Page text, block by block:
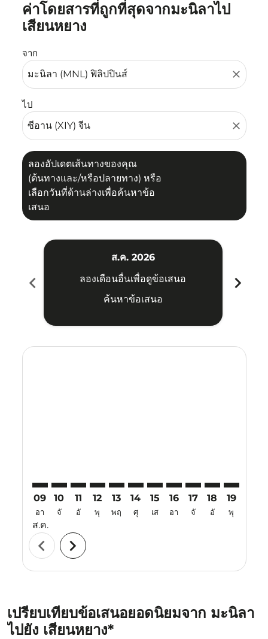
ค่าโดยสารที่ถูกที่สุดจากมะนิลาไป
เสียนหยาง
จาก
close
ไป
close
ลองอัปเดตเส้นทางของคุณ
(ต้นทางและ/หรือปลายทาง) หรือ
เลือกวันที่ด้านล่างเพื่อค้นหาข้อ
เสนอ
ลองอัปเดตเส้นทางของคุณ (ต้นทางและ/หรือปลายทาง) หรื
chevron_left
ส.ค. 2026
ลองเดือนอื่นเพื่อดูข้อเสนอ
ค้นหาข้อเสนอ
chevron_right
09
อา
ส.ค.
10
จั
11
อั
12
พุ
13
พฤ
14
ศุ
15
เส
16
อา
17
จั
18
อั
19
พุ
chevron_left chevron_right
เปรียบเทียบข้อเสนอยอดนิยมจาก มะนิลา
ไปยัง เสียนหยาง*